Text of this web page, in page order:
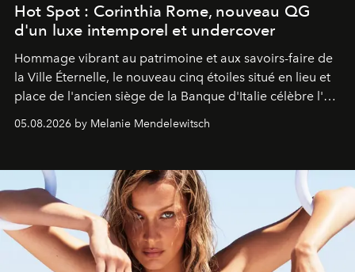
Hot Spot : Corinthia Rome, nouveau QG
d'un luxe intemporel et undercover
Hommage vibrant au patrimoine et aux savoirs-faire de
la Ville Éternelle, le nouveau cinq étoiles situé en lieu et
place de l'ancien siège de la Banque d'Italie célèbre l'art
05.08.2026 by Melanie Mendelewitsch